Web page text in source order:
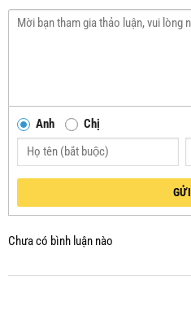
Anh Chị
GỬI
Chưa có bình luận nào